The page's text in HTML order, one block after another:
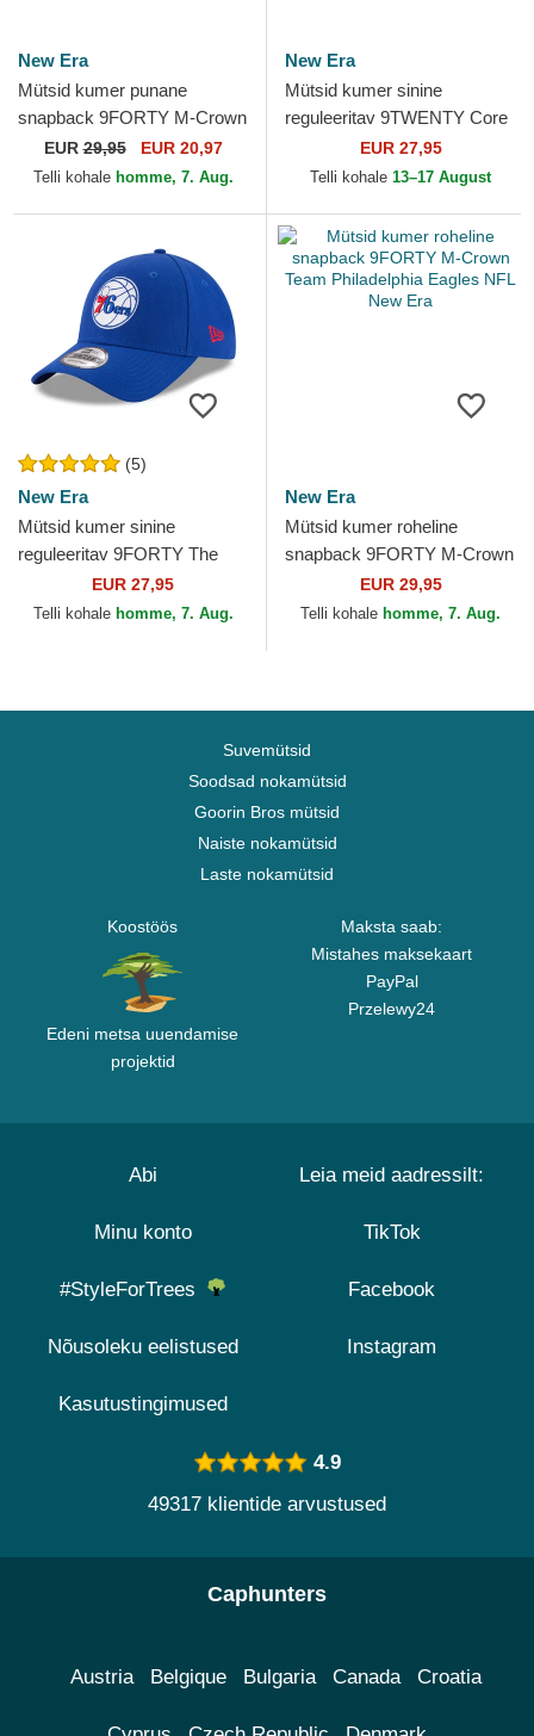
New Era
Mütsid kumer punane
snapback 9FORTY M-Crown
Player Replica Philadelphia
Phillies MLB New Era
EUR29,95 EUR 20,97
Telli kohale homme, 7. Aug.
New Era
Mütsid kumer sinine
reguleeritav 9TWENTY Core
Classic Philadelphia Phillies
MLB New Era
EUR 27,95
Telli kohale 13–17 August
(5)
New Era
Mütsid kumer sinine
reguleeritav 9FORTY The
League Philadelphia 76ers
NBA New Era
EUR 27,95
Telli kohale homme, 7. Aug.
New Era
Mütsid kumer roheline
snapback 9FORTY M-Crown
Team Philadelphia Eagles
NFL New Era
EUR 29,95
Telli kohale homme, 7. Aug.
Suvemütsid
Soodsad nokamütsid
Goorin Bros mütsid
Naiste nokamütsid
Laste nokamütsid
Koostöös
Edeni metsa uuendamise
projektid
Maksta saab:
Mistahes maksekaart
PayPal
Przelewy24
Abi
Minu konto
#StyleForTrees
Nõusoleku eelistused
Kasutustingimused
Leia meid aadressilt:
TikTok
Facebook
Instagram
4.9
49317 klientide arvustused
Caphunters
Austria Belgique Bulgaria Canada Croatia